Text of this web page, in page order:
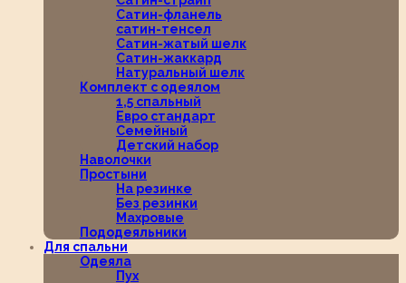
Сатин-фланель
сатин-тенсел
Сатин-жатый шелк
Сатин-жаккард
Натуральный шелк
Комплект с одеялом
1,5 спальный
Евро стандарт
Семейный
Детский набор
Наволочки
Простыни
На резинке
Без резинки
Махровые
Пододеяльники
Для спальни
Одеяла
Пух